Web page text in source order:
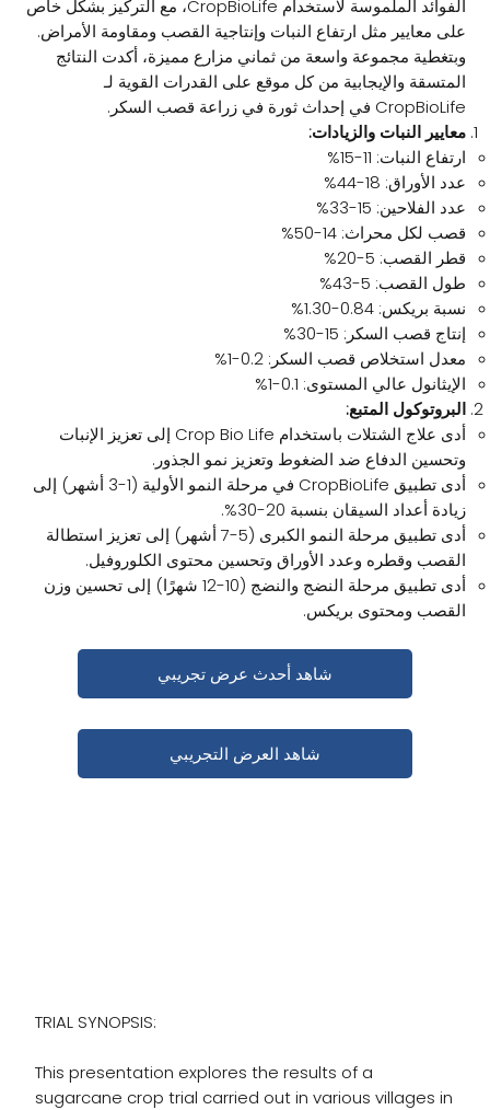
الفوائد الملموسة لاستخدام CropBioLife، مع التركيز بشكل خاص
على معايير مثل ارتفاع النبات وإنتاجية القصب ومقاومة الأمراض.
وبتغطية مجموعة واسعة من ثماني مزارع مميزة، أكدت النتائج
المتسقة والإيجابية من كل موقع على القدرات القوية لـ
CropBioLife في إحداث ثورة في زراعة قصب السكر.
معايير النبات والزيادات:
ارتفاع النبات: 11-15%
عدد الأوراق: 18-44%
عدد الفلاحين: 15-33%
قصب لكل محراث: 14-50%
قطر القصب: 5-20%
طول القصب: 5-43%
نسبة بريكس: 0.84-1.30%
إنتاج قصب السكر: 15-30%
معدل استخلاص قصب السكر: 0.2-1%
الإيثانول عالي المستوى: 0.1-1%
البروتوكول المتبع:
أدى علاج الشتلات باستخدام Crop Bio Life إلى تعزيز الإنبات
وتحسين الدفاع ضد الضغوط وتعزيز نمو الجذور.
أدى تطبيق CropBioLife في مرحلة النمو الأولية (1-3 أشهر) إلى
زيادة أعداد السيقان بنسبة 20-30%.
أدى تطبيق مرحلة النمو الكبرى (5-7 أشهر) إلى تعزيز استطالة
القصب وقطره وعدد الأوراق وتحسين محتوى الكلوروفيل.
أدى تطبيق مرحلة النضج والنضج (10-12 شهرًا) إلى تحسين وزن
القصب ومحتوى بريكس.
شاهد العرض التجريبي
TRIAL SYNOPSIS:
This presentation explores the results of a
sugarcane crop trial carried out in various villages in
شاهد أحدث عرض تجريبي